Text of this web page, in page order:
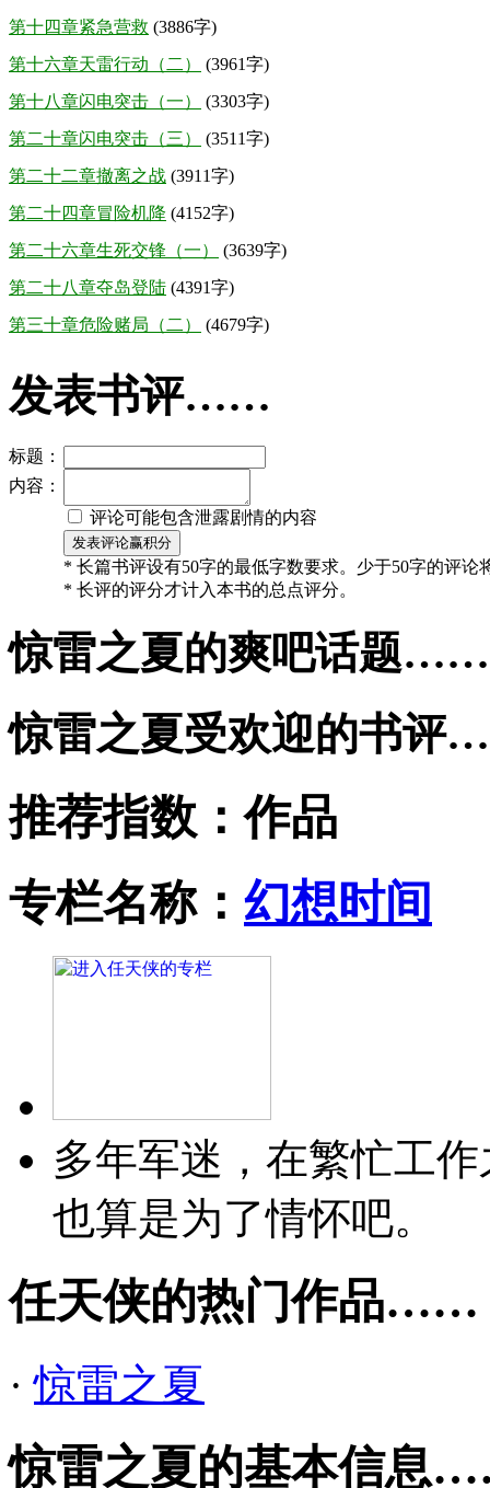
第十四章紧急营救 (3886字)
第十六章天雷行动（二）
(3961字)
第十八章闪电突击（一）
(3303字)
第二十章闪电突击（三）
(3511字)
第二十二章撤离之战 (3911字)
第二十四章冒险机降 (4152字)
第二十六章生死交锋（一）
(3639字)
第二十八章夺岛登陆 (4391字)
第三十章危险赌局（二）
(4679字)
发表书评……
标题：
内容：
评论可能包含泄露剧情的内容
* 长篇书评设有50字的最低字数要求。少于50字的评论
* 长评的评分才计入本书的总点评分。
惊雷之夏的爽吧话题……
惊雷之夏受欢迎的书
推荐指数：作品
专栏名称： 幻想时间
多年军迷，在繁忙工
也算是为了情怀吧。
任天侠的热门作品……
·惊雷之夏
惊雷之夏的基本信息